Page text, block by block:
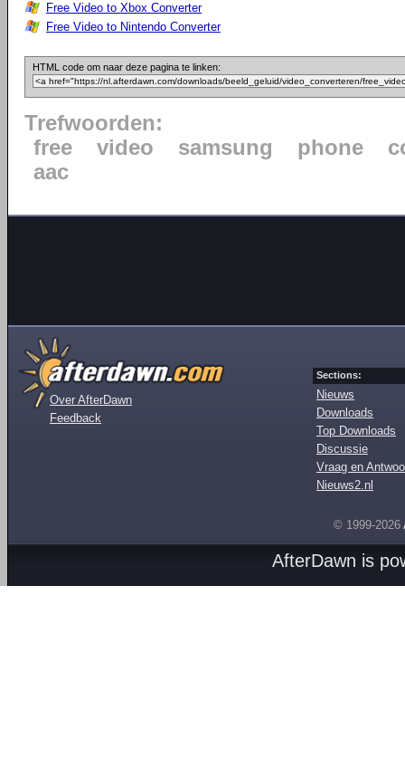
Free Video to Xbox Converter
Free Video to Nintendo Converter
HTML code om naar deze pagina te linken:
Trefwoorden:
free
video samsung phone
aac
Over AfterDawn
Feedback
Sections:
Nieuws
Downloads
Top Downloads
Discussie
Vraag en
Nieuws2.nl
© 1999-2026
AfterDawn is